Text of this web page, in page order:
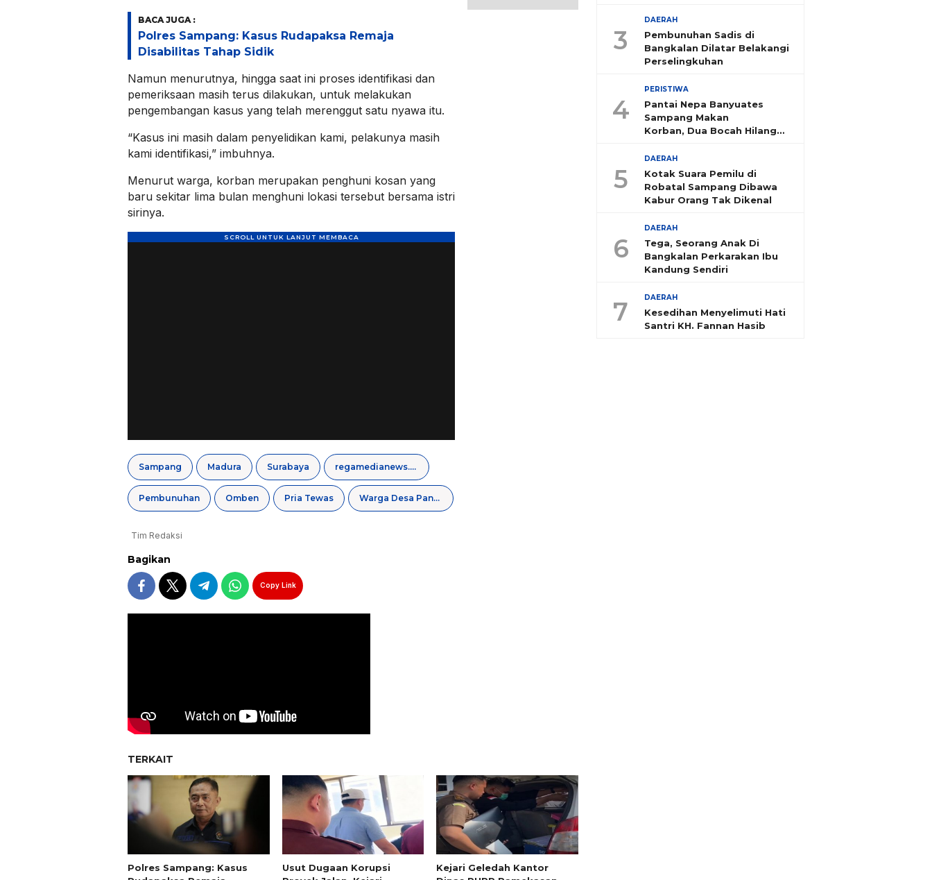
BACA JUGA :
Polres Sampang: Kasus Rudapaksa Remaja
Disabilitas Tahap Sidik
Namun menurutnya, hingga saat ini proses identifikasi dan
pemeriksaan masih terus dilakukan, untuk melakukan
pengembangan kasus yang telah merenggut satu nyawa itu.
“Kasus ini masih dalam penyelidikan kami, pelakunya masih
kami identifikasi,” imbuhnya.
Menurut warga, korban merupakan penghuni kosan yang
baru sekitar lima bulan menghuni lokasi tersebut bersama istri
sirinya.
Sampang Madura Surabaya regamedianews.com
Pembunuhan Omben Pria Tewas Warga Desa Pandan
Tim Redaksi
Bagikan
Copy Link
TERKAIT
Polres Sampang: Kasus
Usut Dugaan Korupsi
Kejari Geledah Kantor
3
DAERAH
Pembunuhan Sadis di
Bangkalan Dilatar Belakangi
Perselingkuhan
4
PERISTIWA
Pantai Nepa Banyuates
Sampang Makan
Korban, Dua Bocah Hilang
5
DAERAH
Kotak Suara Pemilu di
Robatal Sampang Dibawa
Kabur Orang Tak Dikenal
6
DAERAH
Tega, Seorang Anak Di
Bangkalan Perkarakan Ibu
Kandung Sendiri
7 DAERAH
Kesedihan Menyelimuti Hati
Santri KH. Fannan Hasib